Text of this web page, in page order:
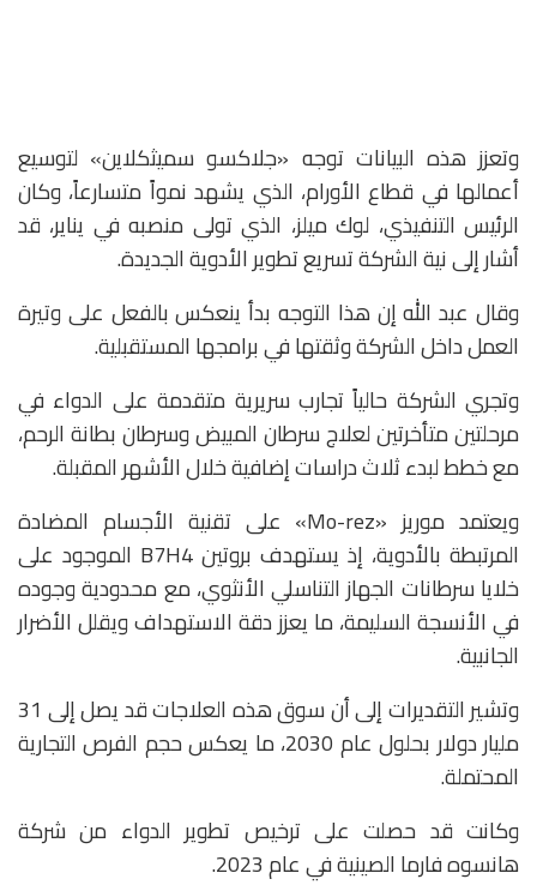
وتعزز هذه البيانات توجه «جلاكسو سميثكلاين» لتوسيع
أعمالها في قطاع الأورام، الذي يشهد نمواً متسارعاً، وكان
الرئيس التنفيذي، لوك ميلز، الذي تولى منصبه في يناير، قد
أشار إلى نية الشركة تسريع تطوير الأدوية الجديدة.
وقال عبد الله إن هذا التوجه بدأ ينعكس بالفعل على وتيرة
العمل داخل الشركة وثقتها في برامجها المستقبلية.
وتجري الشركة حالياً تجارب سريرية متقدمة على الدواء في
مرحلتين متأخرتين لعلاج سرطان المبيض وسرطان بطانة الرحم،
مع خطط لبدء ثلاث دراسات إضافية خلال الأشهر المقبلة.
ويعتمد موريز «Mo-rez» على تقنية الأجسام المضادة
المرتبطة بالأدوية، إذ يستهدف بروتين B7H4 الموجود على
خلايا سرطانات الجهاز التناسلي الأنثوي، مع محدودية وجوده
في الأنسجة السليمة، ما يعزز دقة الاستهداف ويقلل الأضرار
الجانبية.
وتشير التقديرات إلى أن سوق هذه العلاجات قد يصل إلى 31
مليار دولار بحلول عام 2030، ما يعكس حجم الفرص التجارية
المحتملة.
وكانت قد حصلت على ترخيص تطوير الدواء من شركة
هانسوه فارما الصينية في عام 2023.